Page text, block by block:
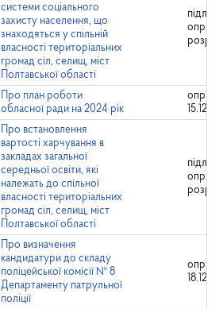
системи соціального
захисту населення, що
знаходяться у спільній
власності територіальних
громад сіл, селищ, міст
Полтавської області
Про план роботи
обласної ради на 2024 рік
Про встановлення
вартості харчування в
закладах загальної
середньої освіти, які
належать до спільної
власності територіальних
громад сіл, селищ, міст
Полтавської області
Про визначення
кандидатури до складу
поліцейської комісії № 8
Департаменту патрульної
поліції